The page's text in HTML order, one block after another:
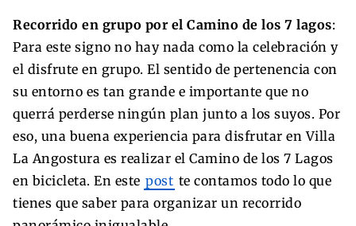
Recorrido en grupo por el Camino de los 7 lagos:
Para este signo no hay nada como la celebración y
el disfrute en grupo. El sentido de pertenencia con
su entorno es tan grande e importante que no
querrá perderse ningún plan junto a los suyos. Por
eso, una buena experiencia para disfrutar en Villa
La Angostura es realizar el Camino de los 7 Lagos
en bicicleta. En este post te contamos todo lo que
tienes que saber para organizar un recorrido